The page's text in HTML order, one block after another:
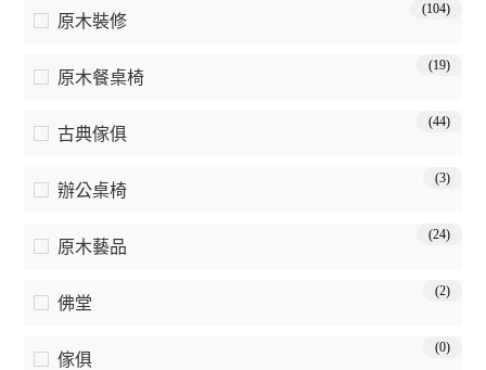
原木裝修
(104)
原木餐桌椅
(19)
古典傢俱
(44)
辦公桌椅
(3)
原木藝品
(24)
佛堂
(2)
傢俱
(0)